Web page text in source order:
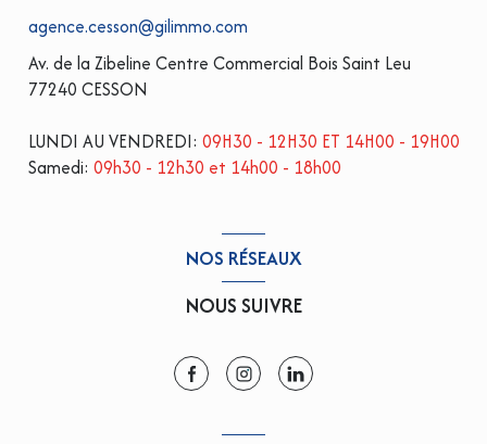
agence.cesson@gilimmo.com
Av. de la Zibeline Centre Commercial Bois Saint Leu
77240 CESSON
LUNDI AU VENDREDI: 09H30 - 12H30 ET 14H00 - 19H00
Samedi: 09h30 - 12h30 et 14h00 - 18h00
NOS RÉSEAUX
NOUS SUIVRE